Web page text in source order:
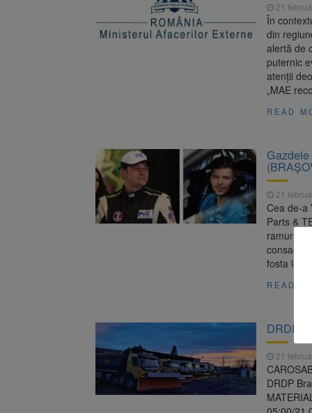
21
În
din
alertă de
puternic
atenții
„MAE
READ
Gazdele
21
Cea de-a
Parts &
ramura
fosta
READ
DRDP
21
DRDP